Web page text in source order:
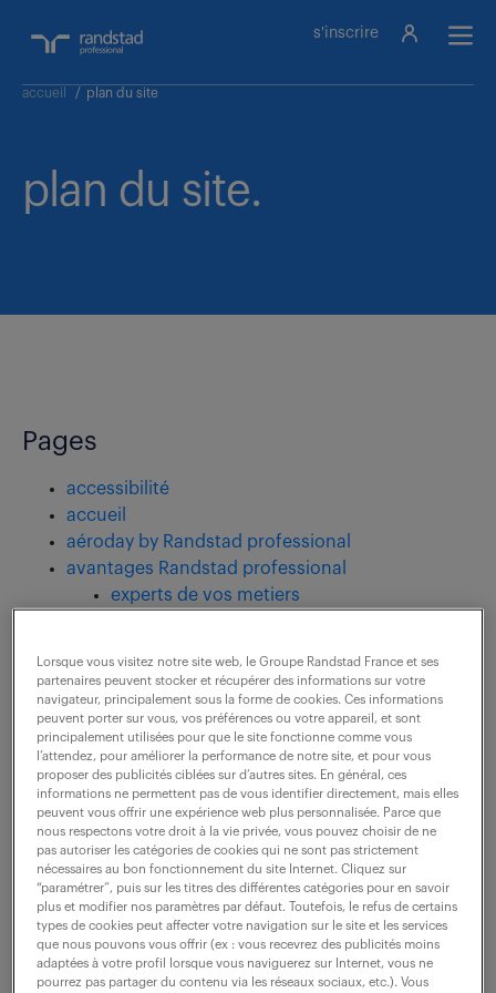
s'inscrire
accueil / plan du site
plan du site.
Pages
accessibilité
accueil
aéroday by Randstad professional
avantages Randstad professional
experts de vos metiers
compte épargne temps
épargne salariale
formation
logement
loisirs et vacances
mutuelle santé
parrainage intérimaire
services bancaires
vie pratique
nos engagements
professionnel du recrutement
Baromètre des salaires 2025
Lorsque vous visitez notre site web, le Groupe Randstad France et ses
partenaires peuvent stocker et récupérer des informations sur votre
navigateur, principalement sous la forme de cookies. Ces informations
peuvent porter sur vous, vos préférences ou votre appareil, et sont
principalement utilisées pour que le site fonctionne comme vous
l’attendez, pour améliorer la performance de notre site, et pour vous
proposer des publicités ciblées sur d’autres sites. En général, ces
informations ne permettent pas de vous identifier directement, mais elles
peuvent vous offrir une expérience web plus personnalisée. Parce que
nous respectons votre droit à la vie privée, vous pouvez choisir de ne
pas autoriser les catégories de cookies qui ne sont pas strictement
nécessaires au bon fonctionnement du site Internet. Cliquez sur
“paramétrer”, puis sur les titres des différentes catégories pour en savoir
plus et modifier nos paramètres par défaut. Toutefois, le refus de certains
types de cookies peut affecter votre navigation sur le site et les services
que nous pouvons vous offrir (ex : vous recevrez des publicités moins
adaptées à votre profil lorsque vous naviguerez sur Internet, vous ne
pourrez pas partager du contenu via les réseaux sociaux, etc.). Vous